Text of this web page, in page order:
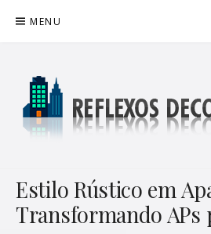
para
MENU
Estilo Rústico em
Transformando APs